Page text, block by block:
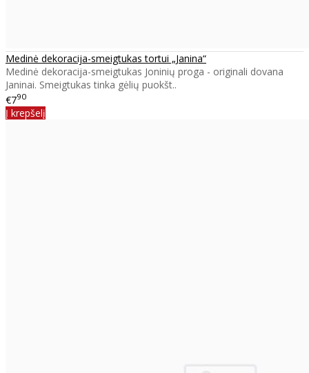
Medinė dekoracija-smeigtukas tortui „Janina“
Medinė dekoracija-smeigtukas Joninių proga - originali dovana
Janinai. Smeigtukas tinka gėlių puokšt..
€790
Į krepšelį